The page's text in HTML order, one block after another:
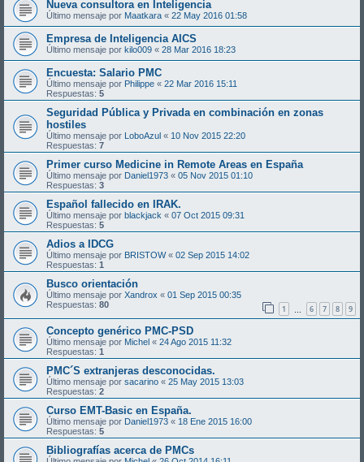
Nueva consultora en Inteligencia
Último mensaje por Maatkara « 22 May 2016 01:58
Empresa de Inteligencia AICS
Último mensaje por kilo009 « 28 Mar 2016 18:23
Encuesta: Salario PMC
Último mensaje por Philippe « 22 Mar 2016 15:11
Respuestas: 5
Seguridad Pública y Privada en combinación en zonas
hostiles
Último mensaje por LoboAzul « 10 Nov 2015 22:20
Respuestas: 7
Primer curso Medicine in Remote Areas en España
Último mensaje por Daniel1973 « 05 Nov 2015 01:10
Respuestas: 3
Español fallecido en IRAK.
Último mensaje por blackjack « 07 Oct 2015 09:31
Respuestas: 5
Adios a IDCG
Último mensaje por BRISTOW« 02 Sep 2015 14:02
Respuestas: 1
Busco orientación
Último mensaje por Xandrox « 01 Sep 2015 00:35
Respuestas: 80 1 6 7 8 9
Concepto genérico PMC-PSD
Último mensaje por Michel « 24 Ago 2015 11:32
Respuestas: 1
PMC´S extranjeras desconocidas.
Último mensaje por sacarino « 25 May 2015 13:03
Respuestas: 2
Curso EMT-Basic en España.
Último mensaje por Daniel1973 « 18 Ene 2015 16:00
Respuestas: 5
Bibliografías acerca de PMCs